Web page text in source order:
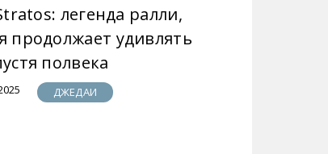
легенда ралли,
продолжает удивлять
полвека
ДЖЕДАИ